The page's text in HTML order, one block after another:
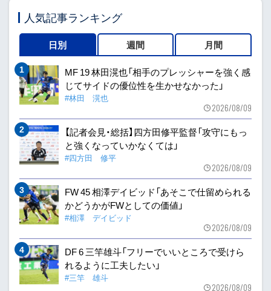
人気記事ランキング
日別 週間 月間
MF 19 林田滉也「相手のプレッシャーを強く感
じてサイドの優位性を生かせなかった」
#林田 滉也
2026/08/09
【記者会見・総括】四方田修平監督「攻守にもっ
と強くなっていかなくては」
#四方田 修平
2026/08/09
FW 45 相澤デイビッド「あそこで仕留められる
かどうかがFWとしての価値」
#相澤 デイビッド
2026/08/09
DF 6 三竿雄斗「フリーでいいところで受けら
れるように工夫したい」
#三竿 雄斗
2026/08/09